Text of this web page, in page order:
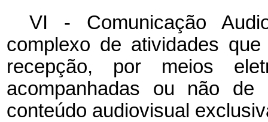
VI - Comunicação
complexo de atividades
recepção, por meios
acompanhadas ou não
conteúdo audiovisual